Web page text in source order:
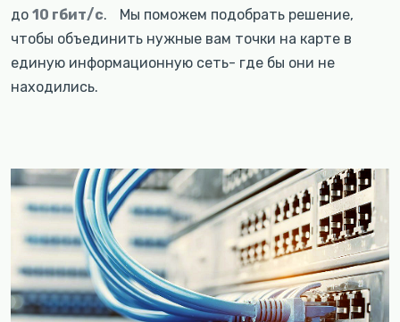
до 10 гбит/с. Мы поможем подобрать решение,
чтобы объединить нужные вам точки на карте в
единую информационную сеть- где бы они не
находились.